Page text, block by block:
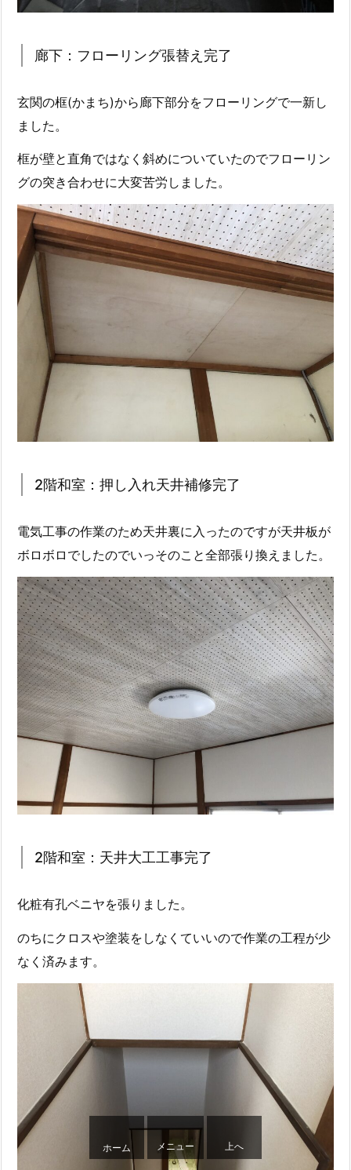
廊下：フローリング張替え完了
玄関の框(かまち)から廊下部分をフローリングで一新し
ました。
框が壁と直角ではなく斜めについていたのでフローリン
グの突き合わせに大変苦労しました。
2階和室：押し入れ天井補修完了
電気工事の作業のため天井裏に入ったのですが天井板が
ボロボロでしたのでいっそのこと全部張り換えました。
2階和室：天井大工工事完了
化粧有孔ベニヤを張りました。
のちにクロスや塗装をしなくていいので作業の工程が少
なく済みます。
ホーム メニュー 上へ